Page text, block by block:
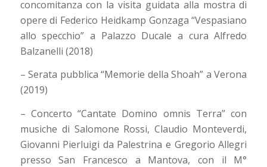
concomitanza con la visita guidata alla mostra di
opere di Federico Heidkamp Gonzaga “Vespasiano
allo specchio” a Palazzo Ducale a cura Alfredo
Balzanelli (2018)
– Serata pubblica “Memorie della Shoah” a Verona
(2019)
– Concerto “Cantate Domino omnis Terra” con
musiche di Salomone Rossi, Claudio Monteverdi,
Giovanni Pierluigi da Palestrina e Gregorio Allegri
presso San Francesco a Mantova, con il M°